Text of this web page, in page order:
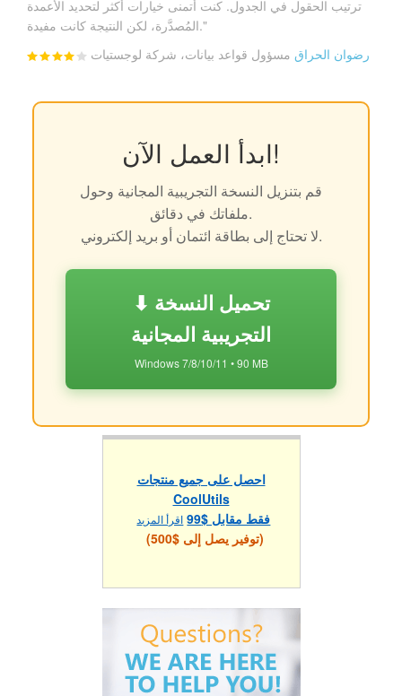
ترتيب الحقول في الجدول. كنت أتمنى خيارات أكثر لتحديد الأعمدة
المُصدَّرة، لكن النتيجة كانت مفيدة."
رضوان الحراق مسؤول قواعد بيانات، شركة لوجستيات
ابدأ العمل الآن!
قم بتنزيل النسخة التجريبية المجانية وحول
ملفاتك في دقائق.
لا تحتاج إلى بطاقة ائتمان أو بريد إلكتروني.
⬇ تحميل النسخة
التجريبية المجانية
Windows 7/8/10/11 • 90 MB
احصل على جميع منتجات
CoolUtils
فقط مقابل $99
اقرأ المزيد
(توفير يصل إلى $500)